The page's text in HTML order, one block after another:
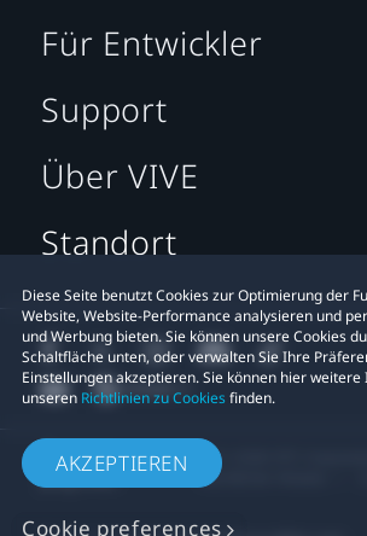
Diese Seite benutzt Cookies zur Optimierung der
Website, Website-Performance analysieren und
und Werbung bieten. Sie können unsere Cookies
Schaltfläche unten, oder verwalten Sie Ihre
Einstellungen akzeptieren. Sie können hier
unseren Richtlinien zu Cookiesfinden.
AKZEPTIEREN
Cookie preferences
Für Entwickler
Support
Über VIVE
Standort
© 2011-2026 HTC
Rechtlicher Hinweis